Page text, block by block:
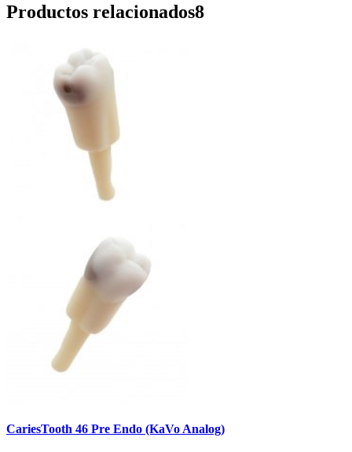
Productos relacionados8
CariesTooth 46 Pre Endo (KaVo Analog)